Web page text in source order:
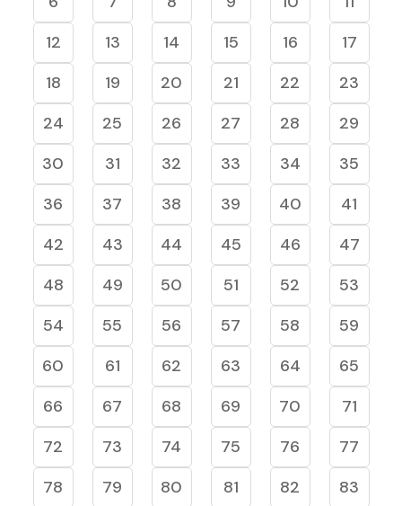
12
13 14 15 16
17
18
19 20 21 22
23
24
25 26 27 28
29
30
31 32 33 34
35
36
37 38 39 40
41
42
43 44 45 46
47
48
49 50 51 52
53
54
55 56 57 58
59
60
61 62 63 64
65
66
67 68 69 70
71
72
73 74 75 76
77
78
79 80 81 82
83